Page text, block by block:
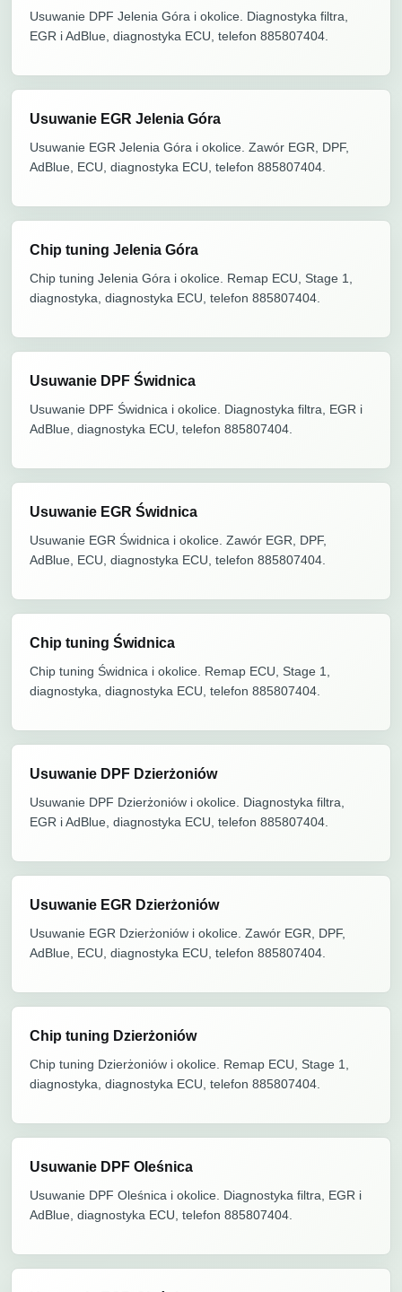
Usuwanie DPF Jelenia Góra i okolice. Diagnostyka filtra,
EGR i AdBlue, diagnostyka ECU, telefon 885807404.
Usuwanie EGR Jelenia Góra
Usuwanie EGR Jelenia Góra i okolice. Zawór EGR, DPF,
AdBlue, ECU, diagnostyka ECU, telefon 885807404.
Chip tuning Jelenia Góra
Chip tuning Jelenia Góra i okolice. Remap ECU, Stage 1,
diagnostyka, diagnostyka ECU, telefon 885807404.
Usuwanie DPF Świdnica
Usuwanie DPF Świdnica i okolice. Diagnostyka filtra, EGR i
AdBlue, diagnostyka ECU, telefon 885807404.
Usuwanie EGR Świdnica
Usuwanie EGR Świdnica i okolice. Zawór EGR, DPF,
AdBlue, ECU, diagnostyka ECU, telefon 885807404.
Chip tuning Świdnica
Chip tuning Świdnica i okolice. Remap ECU, Stage 1,
diagnostyka, diagnostyka ECU, telefon 885807404.
Usuwanie DPF Dzierżoniów
Usuwanie DPF Dzierżoniów i okolice. Diagnostyka filtra,
EGR i AdBlue, diagnostyka ECU, telefon 885807404.
Usuwanie EGR Dzierżoniów
Usuwanie EGR Dzierżoniów i okolice. Zawór EGR, DPF,
AdBlue, ECU, diagnostyka ECU, telefon 885807404.
Chip tuning Dzierżoniów
Chip tuning Dzierżoniów i okolice. Remap ECU, Stage 1,
diagnostyka, diagnostyka ECU, telefon 885807404.
Usuwanie DPF Oleśnica
Usuwanie DPF Oleśnica i okolice. Diagnostyka filtra, EGR i
AdBlue, diagnostyka ECU, telefon 885807404.